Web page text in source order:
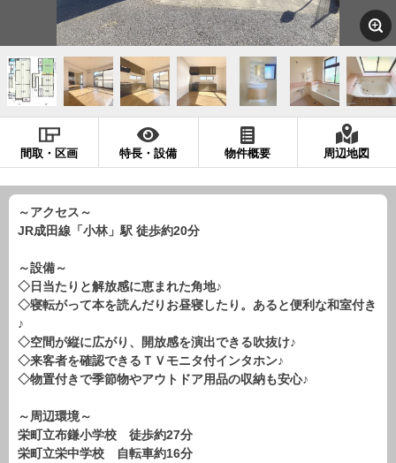
間取・区画 特長・設備 物件概要 周辺地図
～アクセス～
JR成田線「小林」駅 徒歩約20分
～設備～
◇日当たりと解放感に恵まれた角地♪
◇寝転がって本を読んだりお昼寝したり。あると便利な和室付き
♪
◇空間が縦に広がり、開放感を演出できる吹抜け♪
◇来客者を確認できるＴＶモニタ付インタホン♪
◇物置付きで季節物やアウトドア用品の収納も安心♪
～周辺環境～
栄町立布鎌小学校 徒歩約27分
栄町立栄中学校 自転車約16分
千葉本店 松戸支店 成田支店 木更津支店
東京支店
神奈川支店
沖縄支店
現地販売会情報
千葉本店 松戸支店 成田支店 木更津支店
東京支店
神奈川支店
沖縄支店
千葉本店 松戸支店
神奈川支店
沖縄支店
売却査定 会社案内
お問い合わせ サイトマップ
プライバシーポリシー
新築一戸建
エリアから探す